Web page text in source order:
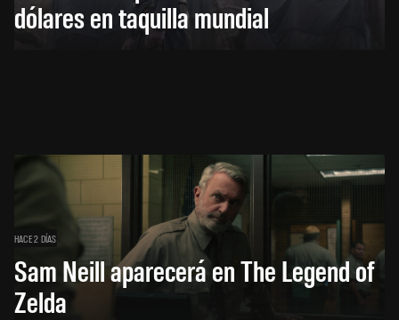
dólares en taquilla mundial
HACE 2 DÍAS
Sam Neill aparecerá en The Legend of
Zelda